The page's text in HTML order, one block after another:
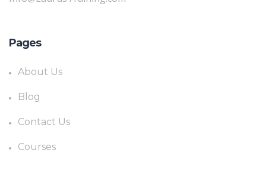
Pages
About Us
Blog
Contact Us
Courses